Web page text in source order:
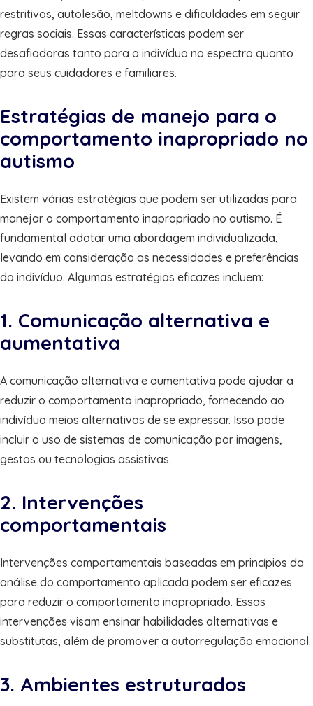
restritivos, autolesão, meltdowns e dificuldades em seguir
regras sociais. Essas características podem ser
desafiadoras tanto para o indivíduo no espectro quanto
para seus cuidadores e familiares.
Estratégias de manejo para o
comportamento inapropriado no
autismo
Existem várias estratégias que podem ser utilizadas para
manejar o comportamento inapropriado no autismo. É
fundamental adotar uma abordagem individualizada,
levando em consideração as necessidades e preferências
do indivíduo. Algumas estratégias eficazes incluem:
1. Comunicação alternativa e
aumentativa
A comunicação alternativa e aumentativa pode ajudar a
reduzir o comportamento inapropriado, fornecendo ao
indivíduo meios alternativos de se expressar. Isso pode
incluir o uso de sistemas de comunicação por imagens,
gestos ou tecnologias assistivas.
2. Intervenções
comportamentais
Intervenções comportamentais baseadas em princípios da
análise do comportamento aplicada podem ser eficazes
para reduzir o comportamento inapropriado. Essas
intervenções visam ensinar habilidades alternativas e
substitutas, além de promover a autorregulação emocional.
3. Ambientes estruturados